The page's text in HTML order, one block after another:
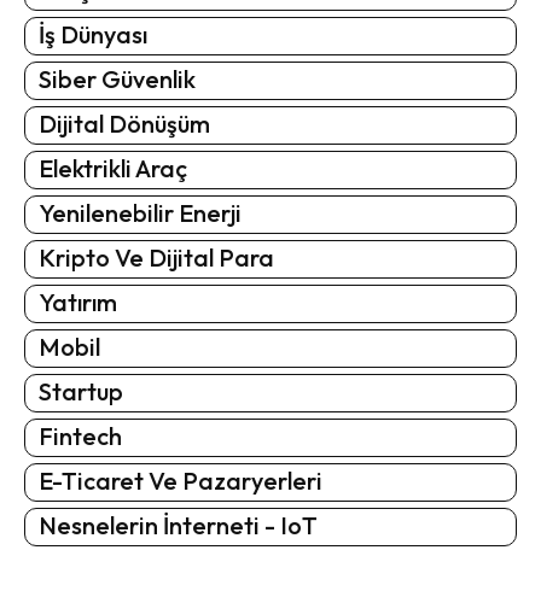
İş Dünyası
Siber Güvenlik
Dijital Dönüşüm
Elektrikli Araç
Yenilenebilir Enerji
Kripto Ve Dijital Para
Yatırım
Mobil
Startup
Fintech
E-Ticaret Ve Pazaryerleri
Nesnelerin İnterneti - IoT